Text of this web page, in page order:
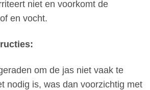
niet en voorkomt de
en vocht.
om de jas niet vaak te
nodig is, was dan voorzichtig met